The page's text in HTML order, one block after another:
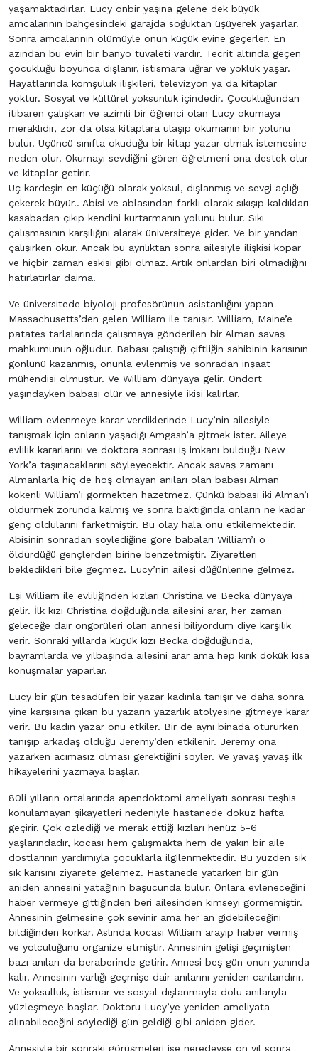
yaşamaktadırlar. Lucy onbir yaşına gelene dek büyük
amcalarının bahçesindeki garajda soğuktan üşüyerek yaşarlar.
Sonra amcalarının ölümüyle onun küçük evine geçerler. En
azından bu evin bir banyo tuvaleti vardır. Tecrit altında geçen
çocukluğu boyunca dışlanır, istismara uğrar ve yokluk yaşar.
Hayatlarında komşuluk ilişkileri, televizyon ya da kitaplar
yoktur. Sosyal ve kültürel yoksunluk içindedir. Çocukluğundan
itibaren çalışkan ve azimli bir öğrenci olan Lucy okumaya
meraklıdır, zor da olsa kitaplara ulaşıp okumanın bir yolunu
bulur. Üçüncü sınıfta okuduğu bir kitap yazar olmak istemesine
neden olur. Okumayı sevdiğini gören öğretmeni ona destek olur
ve kitaplar getirir.
Üç kardeşin en küçüğü olarak yoksul, dışlanmış ve sevgi açlığı
çekerek büyür.. Abisi ve ablasından farklı olarak sıkışıp kaldıkları
kasabadan çıkıp kendini kurtarmanın yolunu bulur. Sıkı
çalışmasının karşılığını alarak üniversiteye gider. Ve bir yandan
çalışırken okur. Ancak bu ayrılıktan sonra ailesiyle ilişkisi kopar
ve hiçbir zaman eskisi gibi olmaz. Artık onlardan biri olmadığını
hatırlatırlar daima.
Ve üniversitede biyoloji profesörünün asistanlığını yapan
Massachusetts’den gelen William ile tanışır. William, Maine’e
patates tarlalarında çalışmaya gönderilen bir Alman savaş
mahkumunun oğludur. Babası çalıştığı çiftliğin sahibinin karısının
gönlünü kazanmış, onunla evlenmiş ve sonradan inşaat
mühendisi olmuştur. Ve William dünyaya gelir. Ondört
yaşındayken babası ölür ve annesiyle ikisi kalırlar.
William evlenmeye karar verdiklerinde Lucy’nin ailesiyle
tanışmak için onların yaşadığı Amgash’a gitmek ister. Aileye
evlilik kararlarını ve doktora sonrası iş imkanı bulduğu New
York’a taşınacaklarını söyleyecektir. Ancak savaş zamanı
Almanlarla hiç de hoş olmayan anıları olan babası Alman
kökenli William’ı görmekten hazetmez. Çünkü babası iki Alman’ı
öldürmek zorunda kalmış ve sonra baktığında onların ne kadar
genç oldularını farketmiştir. Bu olay hala onu etkilemektedir.
Abisinin sonradan söylediğine göre babaları William’ı o
öldürdüğü gençlerden birine benzetmiştir. Ziyaretleri
bekledikleri bile geçmez. Lucy’nin ailesi düğünlerine gelmez.
Eşi William ile evliliğinden kızları Christina ve Becka dünyaya
gelir. İlk kızı Christina doğduğunda ailesini arar, her zaman
geleceğe dair öngörüleri olan annesi biliyordum diye karşılık
verir. Sonraki yıllarda küçük kızı Becka doğduğunda,
bayramlarda ve yılbaşında ailesini arar ama hep kırık dökük kısa
konuşmalar yaparlar.
Lucy bir gün tesadüfen bir yazar kadınla tanışır ve daha sonra
yine karşısına çıkan bu yazarın yazarlık atölyesine gitmeye karar
verir. Bu kadın yazar onu etkiler. Bir de aynı binada otururken
tanışıp arkadaş olduğu Jeremy’den etkilenir. Jeremy ona
yazarken acımasız olması gerektiğini söyler. Ve yavaş yavaş ilk
hikayelerini yazmaya başlar.
80li yılların ortalarında apendoktomi ameliyatı sonrası teşhis
konulamayan şikayetleri nedeniyle hastanede dokuz hafta
geçirir. Çok özlediği ve merak ettiği kızları henüz 5-6
yaşlarındadır, kocası hem çalışmakta hem de yakın bir aile
dostlarının yardımıyla çocuklarla ilgilenmektedir. Bu yüzden sık
sık karısını ziyarete gelemez. Hastanede yatarken bir gün
aniden annesini yatağının başucunda bulur. Onlara evleneceğini
haber vermeye gittiğinden beri ailesinden kimseyi görmemiştir.
Annesinin gelmesine çok sevinir ama her an gidebileceğini
bildiğinden korkar. Aslında kocası William arayıp haber vermiş
ve yolculuğunu organize etmiştir. Annesinin gelişi geçmişten
bazı anıları da beraberinde getirir. Annesi beş gün onun yanında
kalır. Annesinin varlığı geçmişe dair anılarını yeniden canlandırır.
Ve yoksulluk, istismar ve sosyal dışlanmayla dolu anılarıyla
yüzleşmeye başlar. Doktoru Lucy’ye yeniden ameliyata
alınabileceğini söylediği gün geldiği gibi aniden gider.
Annesiyle bir sonraki görüşmeleri ise neredeyse on yıl sonra